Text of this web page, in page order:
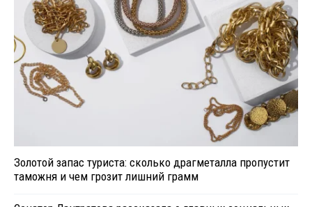
Золотой запас туриста: сколько драгметалла пропустит
таможня и чем грозит лишний грамм